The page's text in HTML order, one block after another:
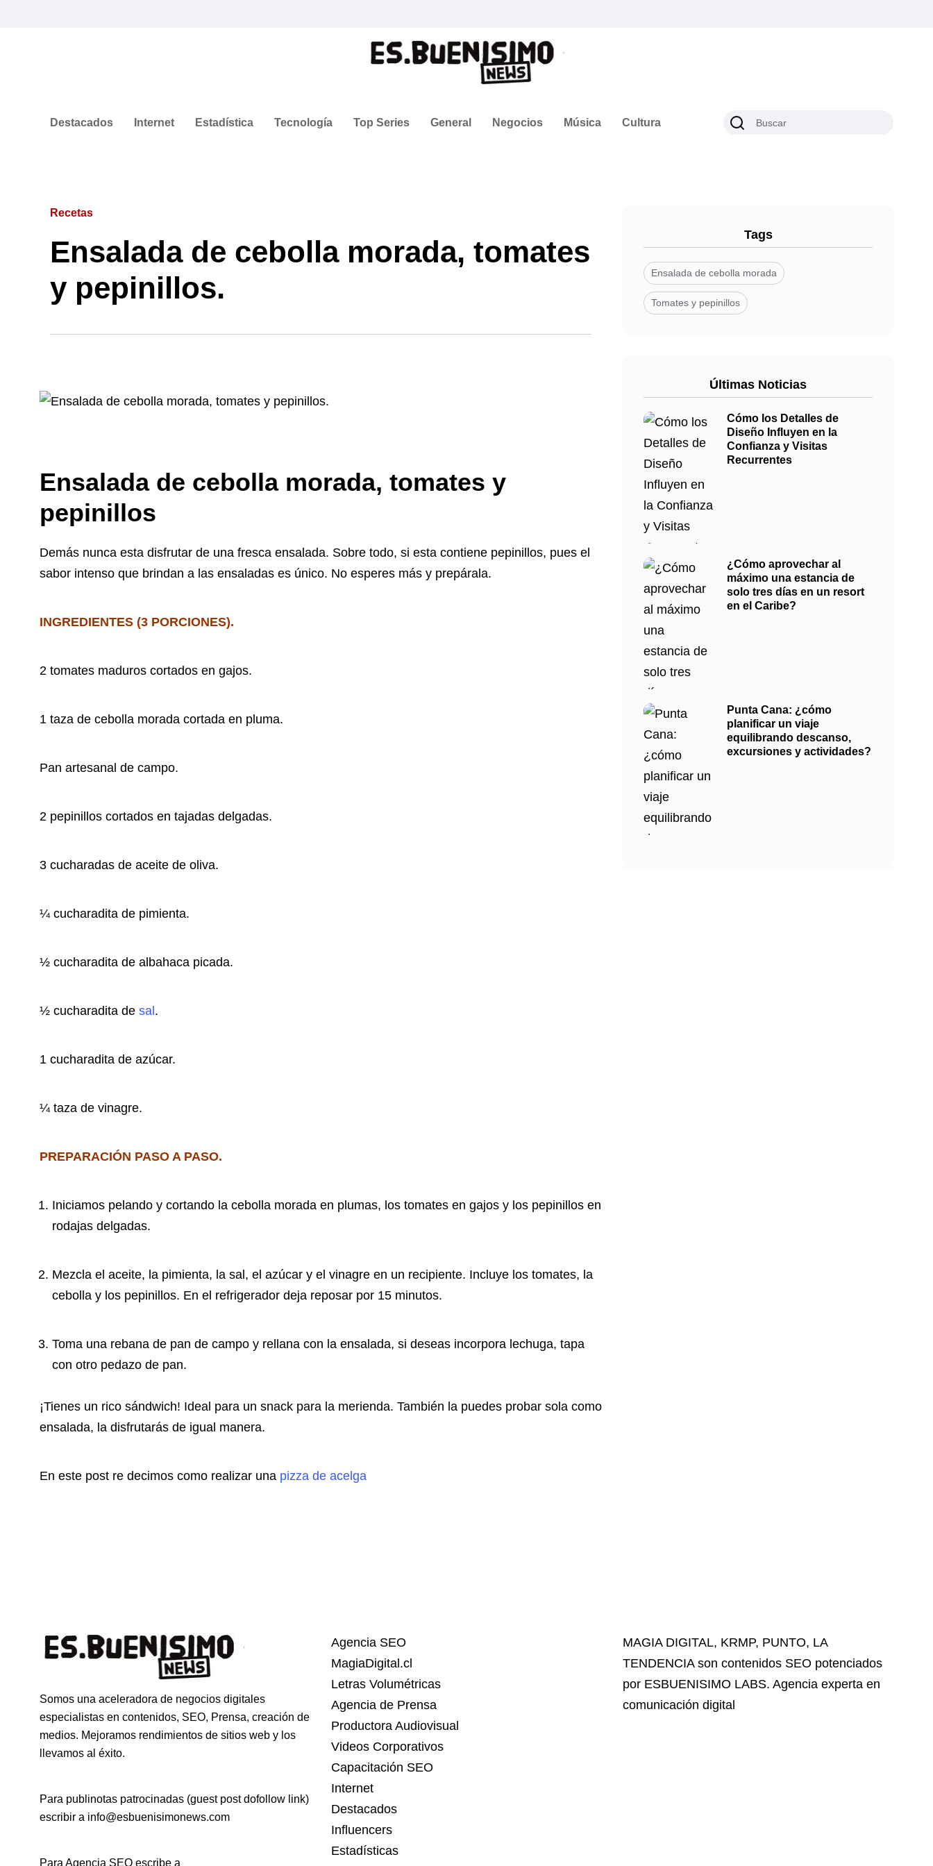
Destacados Internet Estadística Tecnología Top Series General Negocios Música Cultura
Recetas
Ensalada de cebolla morada, tomates
y pepinillos.
Ensalada de cebolla morada, tomates y
pepinillos
Demás nunca esta disfrutar de una fresca ensalada. Sobre todo, si esta contiene pepinillos, pues el
sabor intenso que brindan a las ensaladas es único. No esperes más y prepárala.
INGREDIENTES (3 PORCIONES).
2 tomates maduros cortados en gajos.
1 taza de cebolla morada cortada en pluma.
Pan artesanal de campo.
2 pepinillos cortados en tajadas delgadas.
3 cucharadas de aceite de oliva.
¼ cucharadita de pimienta.
½ cucharadita de albahaca picada.
½ cucharadita de sal .
1 cucharadita de azúcar.
¼ taza de vinagre.
PREPARACIÓN PASO A PASO.
Iniciamos pelando y cortando la cebolla morada en plumas, los tomates en gajos y los pepinillos en
rodajas delgadas.
Mezcla el aceite, la pimienta, la sal, el azúcar y el vinagre en un recipiente. Incluye los tomates, la
cebolla y los pepinillos. En el refrigerador deja reposar por 15 minutos.
Toma una rebana de pan de campo y rellana con la ensalada, si deseas incorpora lechuga, tapa
con otro pedazo de pan.
¡Tienes un rico sándwich! Ideal para un snack para la merienda. También la puedes probar sola como
ensalada, la disfrutarás de igual manera.
En este post re decimos como realizar una pizza de acelga
Tags
Ensalada de cebolla morada
Tomates y pepinillos
Últimas Noticias
Cómo los Detalles de
Diseño Influyen en la
Confianza y Visitas
Recurrentes
¿Cómo aprovechar al
máximo una estancia de
solo tres días en un resort
en el Caribe?
Punta Cana: ¿cómo
planificar un viaje
equilibrando descanso,
excursiones y actividades?
Somos una aceleradora de negocios digitales
especialistas en contenidos, SEO, Prensa, creación de
medios. Mejoramos rendimientos de sitios web y los
llevamos al éxito.
Para publinotas patrocinadas (guest post dofollow link)
escribir a info@esbuenisimonews.com
Para Agencia SEO escribe a
Agencia SEO
MagiaDigital.cl
Letras Volumétricas
Agencia de Prensa
Productora Audiovisual
Videos Corporativos
Capacitación SEO
Internet
Destacados
Influencers
Estadísticas
MAGIA DIGITAL, KRMP, PUNTO, LA
TENDENCIAson contenidos SEO potenciados
por ESBUENISIMO LABS. Agencia experta en
comunicación digital